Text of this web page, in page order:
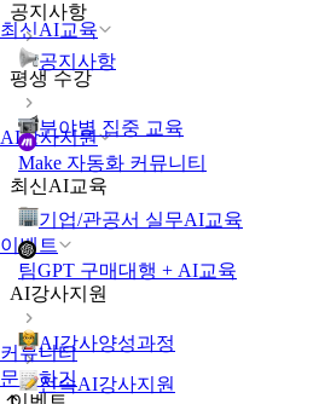
최신AI교육
AI강사지원
이벤트
커뮤니티
문의하기
공지사항
공지사항
평생 수강
분야별 집중 교육
Make 자동화 커뮤니티
최신AI교육
기업/관공서 실무AI교육
팀GPT 구매대행 + AI교육
AI강사지원
AI강사양성과정
전속AI강사지원